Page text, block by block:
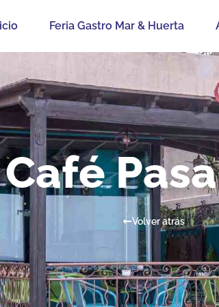
Feria Gastro Mar & Huerta
Café
Volver atrás